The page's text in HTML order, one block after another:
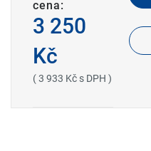
cena:
3 250
Kč
( 3 933 Kč s DPH )